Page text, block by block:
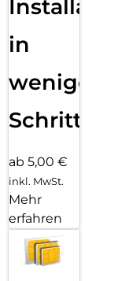
Installation
in
wenigen
Schritten
ab 5,00 €
inkl. MwSt.
Mehr
erfahren